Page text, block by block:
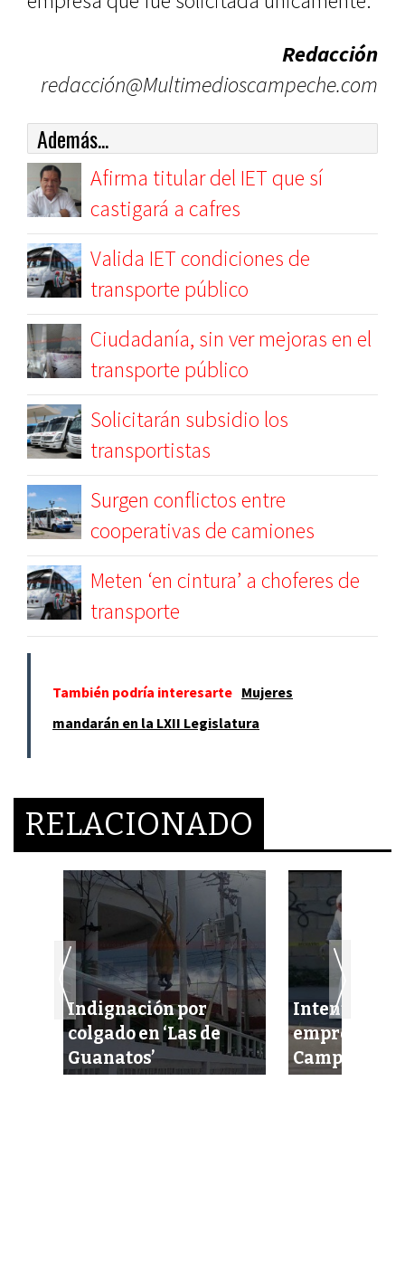
Redacción
redacción@Multimedioscampeche.com
Además...
Afirma titular del IET que sí
castigará a cafres
Valida IET condiciones de
transporte público
Ciudadanía, sin ver mejoras en el
transporte público
Solicitarán subsidio los
transportistas
Surgen conflictos entre
cooperativas de camiones
Meten ‘en cintura’ a choferes de
transporte
También podría interesarte Mujeres
mandarán en la LXII Legislatura
RELACIONADO
Indignación por
colgado en ‘Las de
Guanatos’
Intentan
empresario
Campeche